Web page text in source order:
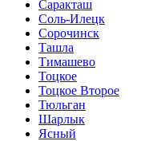
Саракташ
Соль-Илецк
Сорочинск
Ташла
Тимашево
Тоцкое
Тоцкое Второе
Тюльган
Шарлык
Ясный